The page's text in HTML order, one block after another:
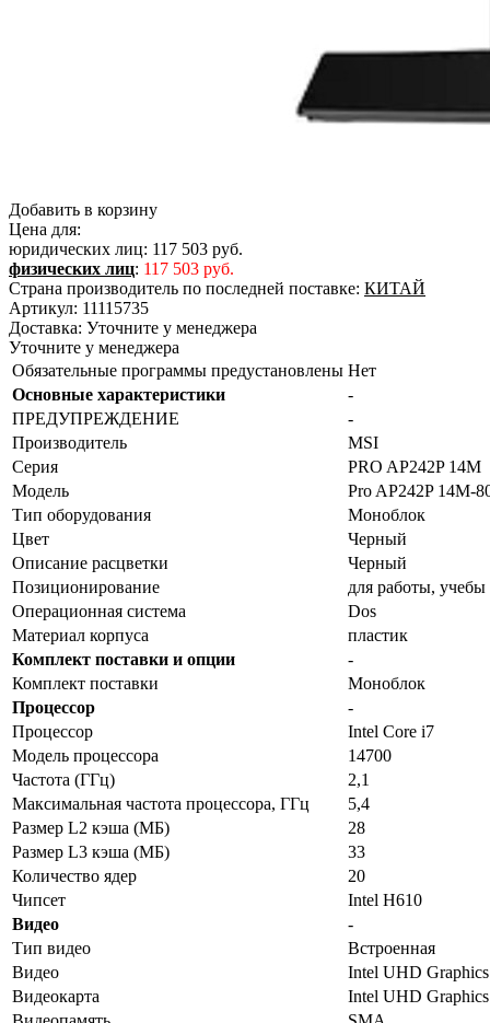
Добавить в корзину
Цена для:
юридических лиц: 117 503 руб.
физических лиц: 117 503 руб.
Страна производитель по последней поставке: КИТАЙ
Артикул: 11115735
Доставка: Уточните у менеджера
Уточните у менеджера
Обязательные программы предустановлены Нет
Основные характеристики
-
ПРЕДУПРЕЖДЕНИЕ
-
Производитель
MSI
Серия
PRO AP242P 14M
Модель
Pro AP242P 14M-
Тип оборудования
Моноблок
Цвет
Черный
Описание расцветки
Черный
Позиционирование
для работы, учебы
Операционная система
Dos
Материал корпуса
пластик
Комплект поставки и опции
-
Комплект поставки
Моноблок
Процессор
-
Процессор
Intel Core i7
Модель процессора
14700
Частота (ГГц)
2,1
Максимальная частота процессора, ГГц
5,4
Размер L2 кэша (МБ)
28
Размер L3 кэша (МБ)
33
Количество ядер
20
Чипсет
Intel H610
Видео
-
Тип видео
Встроенная
Видео
Intel UHD
Видеокарта
Intel UHD